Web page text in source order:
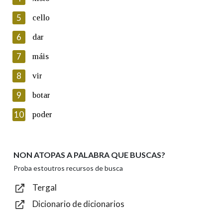
Lin e acepto as condicións da política de
Introduce o código que aparece na imaxe:
Texto de verificación
Enviar
5 cello
6 dar
7 máis
8 vir
9 botar
10 poder
NON ATOPAS A PALABRA QUE BUSCAS?
Proba estoutros recursos de busca
Tergal
Dicionario de dicionarios